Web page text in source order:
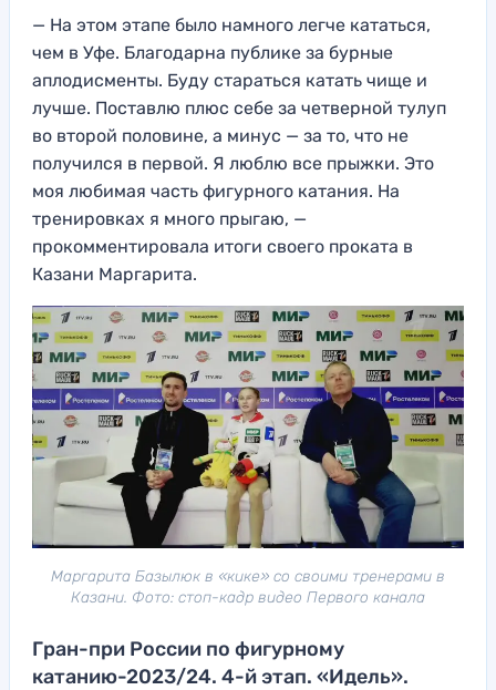
— На этом этапе было намного легче кататься,
чем в Уфе. Благодарна публике за бурные
аплодисменты. Буду стараться катать чище и
лучше. Поставлю плюс себе за четверной тулуп
во второй половине, а минус — за то, что не
получился в первой. Я люблю все прыжки. Это
моя любимая часть фигурного катания. На
тренировках я много прыгаю, —
прокомментировала итоги своего проката в
Казани Маргарита.
Маргарита Базылюк в «кике» со своими тренерами в
Казани. Фото: стоп-кадр видео Первого канала
Гран-при России по фигурному
катанию-2023/24. 4-й этап. «Идель».